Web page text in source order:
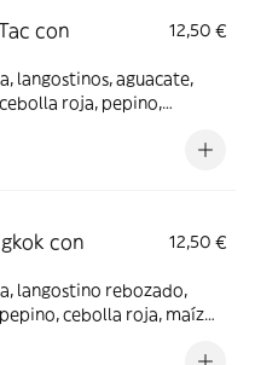
con
12,50 €
langostinos, aguacate,
roja, pepino,
con
12,50 €
langostino rebozado,
cebolla roja, maíz